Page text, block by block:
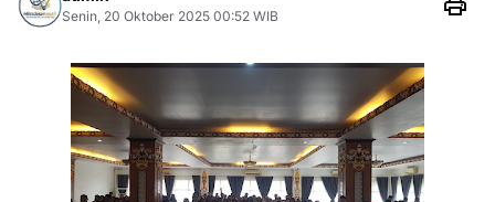
Senin, 20 Oktober 2025 00:52 WIB